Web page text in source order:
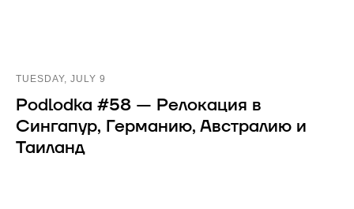
TUESDAY, JULY 9
Podlodka #58 — Релокация в
Сингапур, Германию, Австралию и
Таиланд